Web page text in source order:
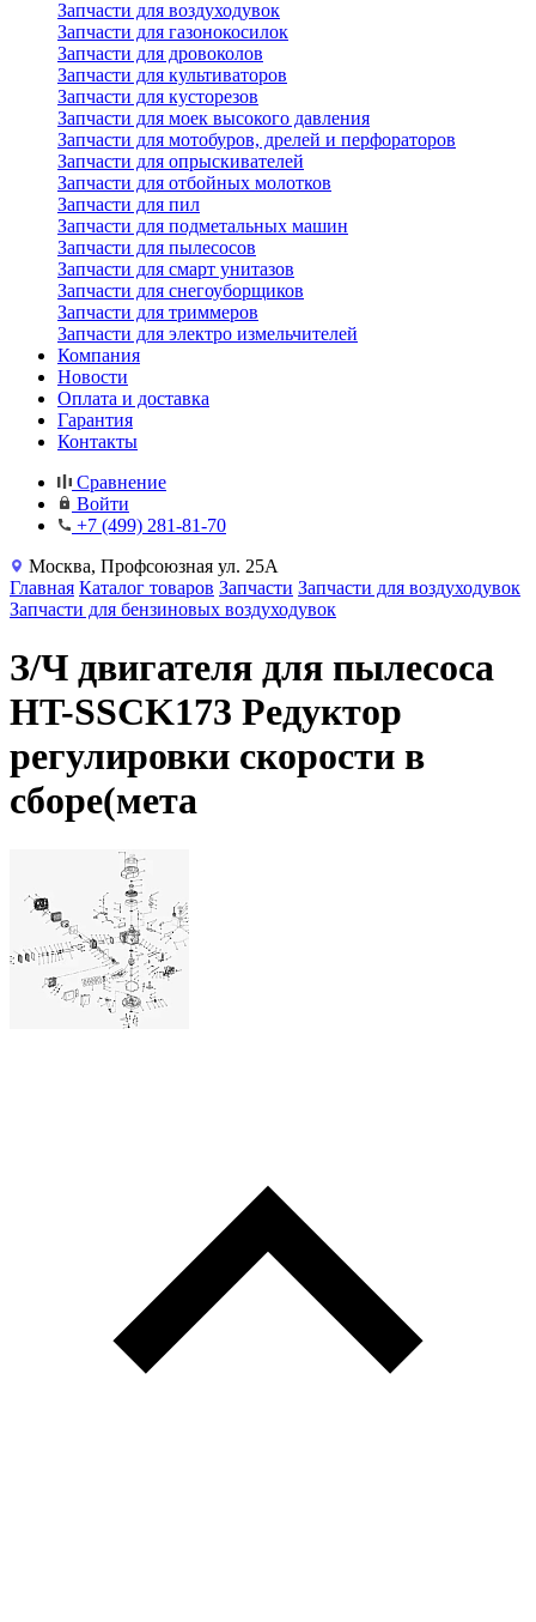
Запчасти для воздуходувок
Запчасти для газонокосилок
Запчасти для дровоколов
Запчасти для культиваторов
Запчасти для кусторезов
Запчасти для моек высокого давления
Запчасти для мотобуров, дрелей и перфораторов
Запчасти для опрыскивателей
Запчасти для отбойных молотков
Запчасти для пил
Запчасти для подметальных машин
Запчасти для пылесосов
Запчасти для смарт унитазов
Запчасти для снегоуборщиков
Запчасти для триммеров
Запчасти для электро измельчителей
Компания
Новости
Оплата и доставка
Гарантия
Контакты
Сравнение
Войти
+7 (499) 281-81-70
Москва, Профсоюзная ул. 25А
Главная Каталог товаров Запчасти Запчасти для воздуходувок
Запчасти для бензиновых воздуходувок
З/Ч двигателя для пылесоса
HT-SSCK173 Редуктор
регулировки скорости в
сборе(мета